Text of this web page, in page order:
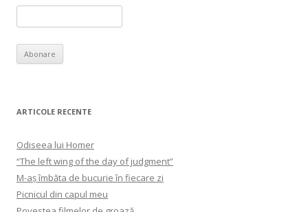
ARTICOLE RECENTE
Odiseea lui Homer
“The left wing of the day of judgment”
M-aș îmbăta de bucurie în fiecare zi
Picnicul din capul meu